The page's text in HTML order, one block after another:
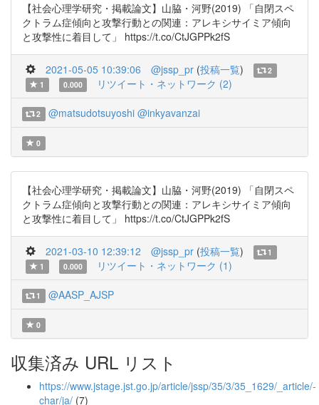
【社会心理学研究・掲載論文】山脇・河野(2019) 「自閉スペ
クトラム症傾向と攻撃行動との関連：アレキシサイミア傾向
と攻撃性に着目して」 https://t.co/CtJGPPk2fS
2021-05-05 10:39:06 @jssp_pr (投稿一覧)
2
1
0.000 リツイート・ネットワーク (2)
2 @matsudotsuyoshi @inkyavanzai
0
【社会心理学研究・掲載論文】山脇・河野(2019) 「自閉スペ
クトラム症傾向と攻撃行動との関連：アレキシサイミア傾向
と攻撃性に着目して」 https://t.co/CtJGPPk2fS
2021-03-10 12:39:12 @jssp_pr (投稿一覧)
1
1
0.000 リツイート・ネットワーク (1)
1 @AASP_AJSP
0
収集済み URL リスト
https://www.jstage.jst.go.jp/article/jssp/35/3/35_1629/_article/-
char/ja/ (7)